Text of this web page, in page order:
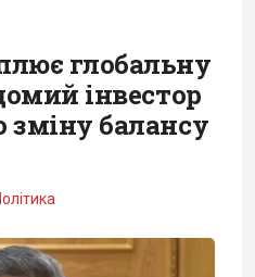
глобальну
інвестор
зміну балансу